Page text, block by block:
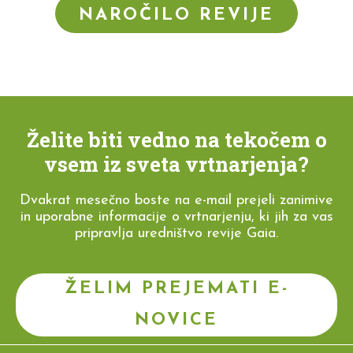
NAROČILO REVIJE
Želite biti vedno na tekočem o
vsem iz sveta vrtnarjenja?
Dvakrat mesečno boste na e-mail prejeli zanimive
in uporabne informacije o vrtnarjenju, ki jih za vas
pripravlja uredništvo revije Gaia.
ŽELIM PREJEMATI E-
NOVICE